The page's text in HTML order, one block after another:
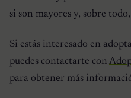
si son mayores y, sobre
Si estás interesado en
puedes contactarte con
para obtener más